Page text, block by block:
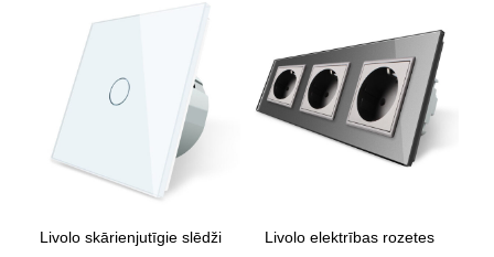
Livolo skārienjutīgie slēdži Livolo elektrības rozetes